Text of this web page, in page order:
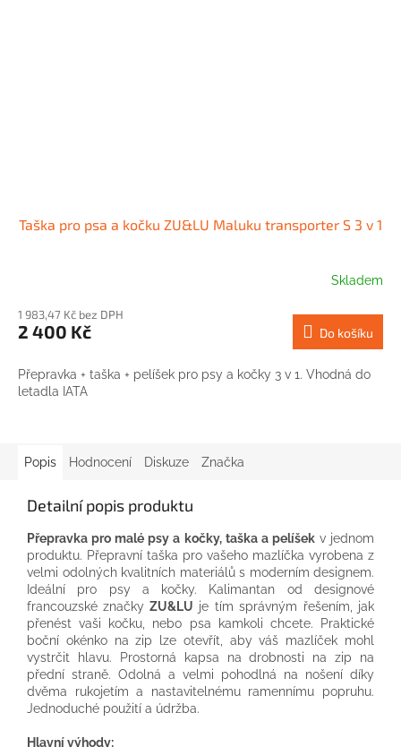
Taška pro psa a kočku ZU&LU Maluku transporter S 3 v 1
Skladem
1 983,47 Kč bez DPH
2 400 Kč Do košíku
Přepravka + taška + pelíšek pro psy a kočky 3 v 1. Vhodná do
letadla IATA
Popis Hodnocení Diskuze Značka
Detailní popis produktu
Přepravka pro malé psy a kočky, taška a pelíšekv jednom
produktu. Přepravní taška pro vašeho mazlíčka vyrobena z
velmi odolných kvalitních materiálů s moderním designem.
Ideální pro psy a kočky. Kalimantan od designové
francouzské značky ZU&LU je tím správným řešením, jak
přenést vaši kočku, nebo psa kamkoli chcete. Praktické
boční okénko na zip lze otevřít, aby váš mazlíček mohl
vystrčit hlavu. Prostorná kapsa na drobnosti na zip na
přední straně. Odolná a velmi pohodlná na nošení díky
dvěma rukojetím a nastavitelnému ramennímu popruhu.
Jednoduché použití a údržba.
Hlavní výhody: